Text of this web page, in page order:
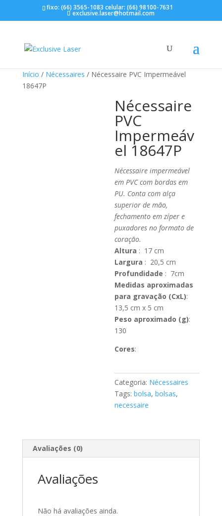
fixo: (66) 3565-1083 celular: (66) 98100-7631
exclusive.laser@hotmail.com
Início / Nécessaires / Nécessaire PVC Impermeável
18647P
Nécessaire
PVC
Impermeáv
el 18647P
Nécessaire impermeável
em PVC com bordas em
PU. Conta com alça
superior de mão,
fechamento em zíper e
puxadores no formato de
coração.
Altura : 17 cm
Largura : 20,5 cm
Profundidade : 7cm
Medidas aproximadas
para gravação (CxL):
13,5 cm x 5 cm
Peso aproximado (g):
130
Cores:
Categoria: Nécessaires
Tags:bolsa,bolsas,
necessaire
Avaliações (0)
Avaliações
Não há avaliações ainda.